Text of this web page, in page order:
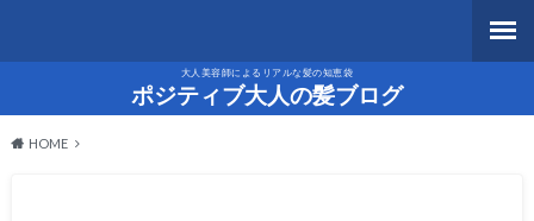
大人美容師によるリアルな髪の知恵袋
ポジティブ大人の髪ブログ
HOME